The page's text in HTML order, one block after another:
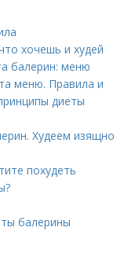
хочешь и худей
балерин: меню
меню. Правила и
диеты
Худеем изящно
похудеть
балерины